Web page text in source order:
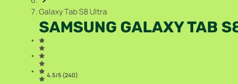
Galaxy Tab S8 Ultra
SAMSUNG GALAXY TAB
4.5/5 (240)